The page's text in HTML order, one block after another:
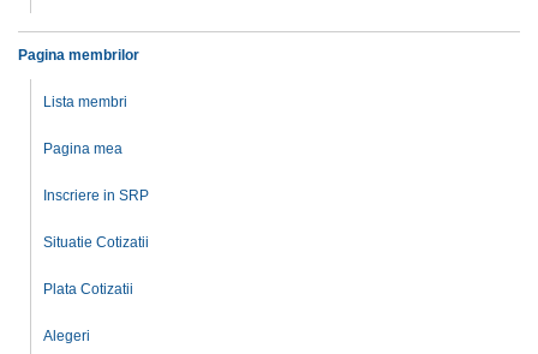
Pagina membrilor
Lista membri
Pagina mea
Inscriere in SRP
Situatie Cotizatii
Plata Cotizatii
Alegeri